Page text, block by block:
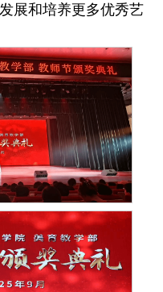
展和培养更多优秀艺